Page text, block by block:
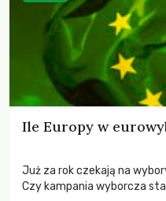
Ile Europy w
Już za rok czekają na
Czy kampania wyborcza